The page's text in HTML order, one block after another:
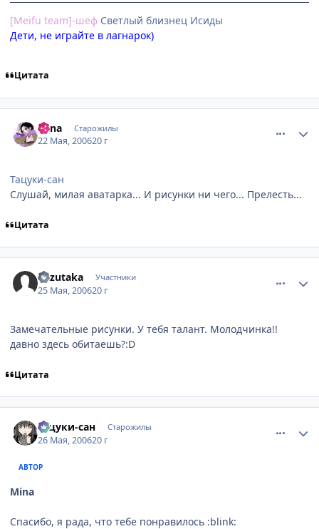
[Meifu team]-шеф Cветлый близнец Исиды
Дети, не играйте в лагнарок)
Цитата
Mina Старожилы
22 Мая, 200620 г
Тацуки-сан
Слушай, милая аватарка... И рисунки ни чего... Прелесть...
Цитата
Kazutaka Участники
25 Мая, 200620 г
Замечательные рисунки. У тебя талант. Молодчинка!!
давно здесь обитаешь?:D
Цитата
Тацуки-сан Старожилы
26 Мая, 200620 г
АВТОР
Mina
Спасибо, я рада, что тебе понравилось :blink: